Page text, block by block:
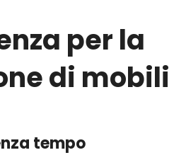
per la
di mobili
tempo